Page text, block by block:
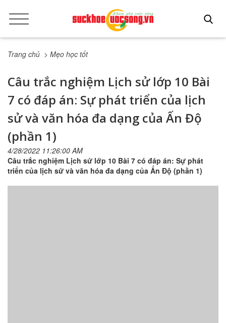
Trang chủ > Mẹo học tốt
Câu trắc nghiệm Lịch sử lớp 10 Bài
7 có đáp án: Sự phát triển của lịch
sử và văn hóa đa dạng của Ấn Độ
(phần 1)
4/28/2022 11:26:00 AM
Câu trắc nghiệm Lịch sử lớp 10 Bài 7 có đáp án: Sự phát
triển của lịch sử và văn hóa đa dạng của Ấn Độ (phần 1)